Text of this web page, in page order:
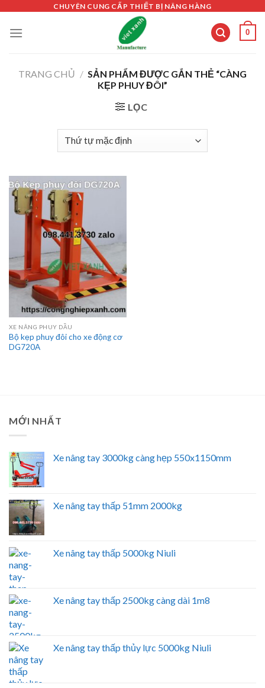
content
CHUYÊN CUNG CẤP THIẾT BỊ NÂNG HÀNG
0
TRANG CHỦ / SẢN PHẨM ĐƯỢC GẮN THẺ “CÀNG
KẸP PHUY ĐÔI”
LỌC
XE NÂNG PHUY DẦU
Bộ kẹp phuy đôi cho xe động cơ
DG720A
MỚI NHẤT
Xe nâng tay 3000kg càng hẹp 550x1150mm
Xe nâng tay thấp 51mm 2000kg
Xe nâng tay thấp 5000kg Niuli
Xe nâng tay thấp 2500kg càng dài 1m8
Xe nâng tay thấp thủy lực 5000kg Niuli